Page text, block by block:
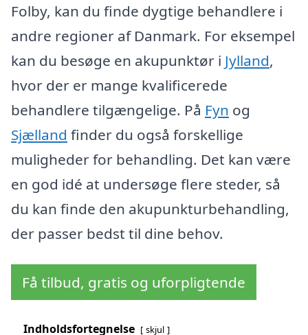
Folby, kan du finde dygtige behandlere i
andre regioner af Danmark. For eksempel
kan du besøge en akupunktør i Jylland,
hvor der er mange kvalificerede
behandlere tilgængelige. På Fyn og
Sjælland finder du også forskellige
muligheder for behandling. Det kan være
en god idé at undersøge flere steder, så
du kan finde den akupunkturbehandling,
der passer bedst til dine behov.
Få tilbud, gratis og uforpligtende
Indholdsfortegnelse skjul